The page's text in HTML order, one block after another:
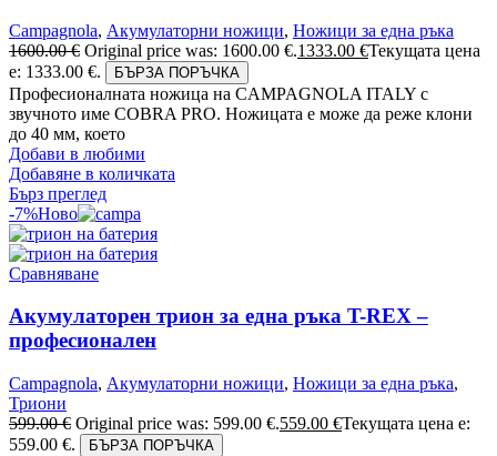
Campagnola, Акумулаторни ножици, Ножици за една ръка
1600.00€ Original price was: 1600.00 €.1333.00 €Текущата цена
е: 1333.00 €.
БЪРЗА ПОРЪЧКА
Професионалната ножица на CAMPAGNOLA ITALY с
звучното име COBRA PRO. Ножицата е може да реже клони
до 40 мм, което
Добави в любими
Добавяне в количката
Бърз преглед
-7%Ново
Сравняване
Акумулаторен трион за една ръка T-REX –
професионален
Campagnola, Акумулаторни ножици, Ножици за една ръка,
Триони
599.00€ Original price was: 599.00 €.559.00 €Текущата цена е:
559.00 €.
БЪРЗА ПОРЪЧКА